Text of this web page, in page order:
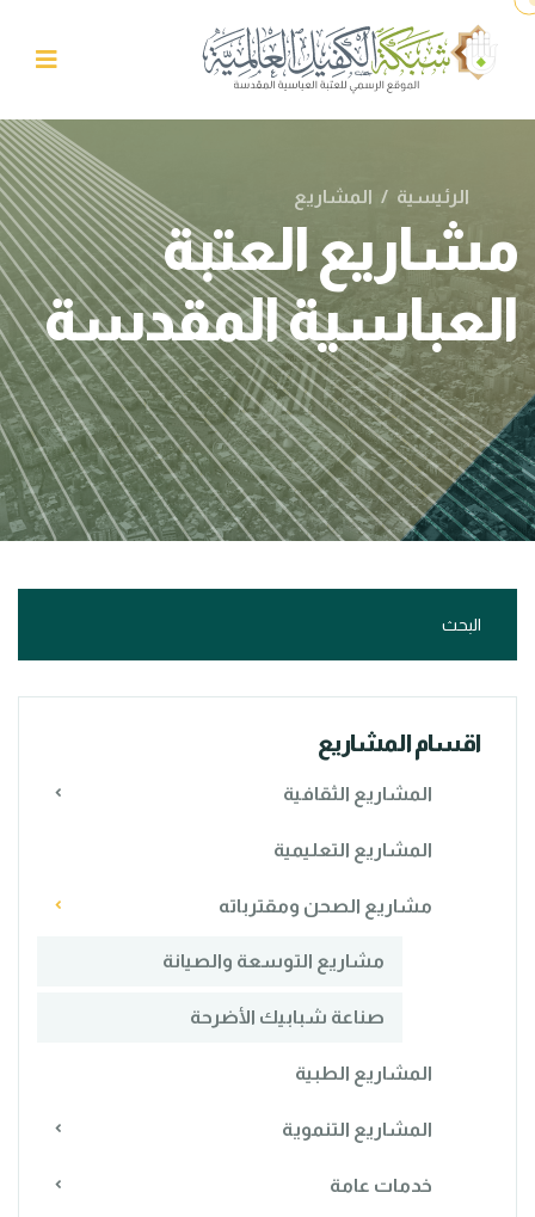
الرئيسية / المشاريع
مشاريع العتبة
العباسية المقدسة
اقسام المشاريع
المشاريع الثقافية
المشاريع التعليمية
مشاريع الصحن ومقترباته
مشاريع التوسعة والصيانة
صناعة شبابيك الأضرحة
المشاريع الطبية
المشاريع التنموية
خدمات عامة